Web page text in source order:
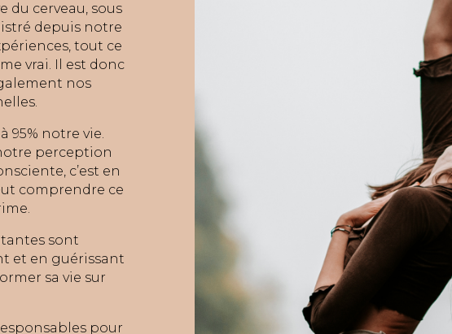
du cerveau, sous
depuis notre
tout ce
vrai. Il est donc
nos
95% notre vie.
perception
c’est en
comprendre ce
sont
et en guérissant
sa vie sur
pour